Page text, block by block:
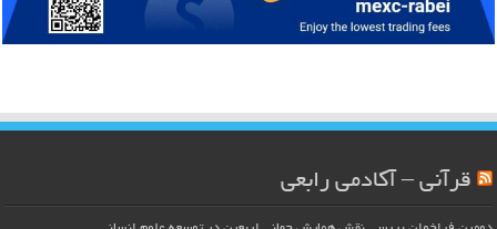
قرآنی – آکادمی رابعی